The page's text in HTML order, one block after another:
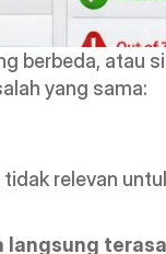
berbeda, atau
yang sama:
relevan
langsung